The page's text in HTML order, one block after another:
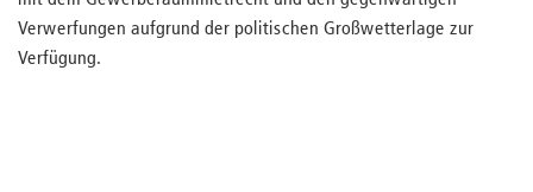
Verwerfungen aufgrund der politischen Großwetterlage zur
Verfügung.